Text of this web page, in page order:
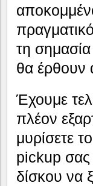
τη
θα έρθουν
Έχουμε
πλέον
μυρίσετε
pickup σας
δίσκου να